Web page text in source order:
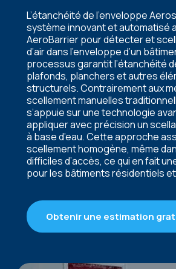
L’étanchéité de l’enveloppe
système innovant et automatisé
AeroBarrier pour détecter et
d’air dans l’enveloppe d’un
processus garantit l’étanchéité
plafonds, planchers et autres
structurels. Contrairement aux
scellement manuelles
s’appuie sur une technologie
appliquer avec précision un
à base d’eau. Cette approche
scellement homogène, même
difficiles d’accès, ce qui en fait
pour les bâtiments résidentiels
Obtenir une estimation